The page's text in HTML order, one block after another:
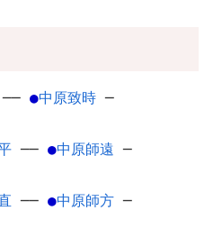
── ●中原致時 ─
── ●中原師遠 ─
── ●中原師方 ─